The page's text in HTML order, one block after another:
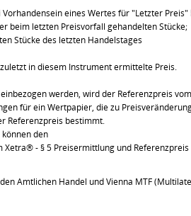
eines Wertes für "Letzter
beim letzten Preisvorfall gehandelten Stücke;
Stücke des letzten Handelstages
in diesem Instrument ermittelte Preis.
werden, wird der Referenzpreis
für ein Wertpapier, die zu
Referenzpreis bestimmt.
den
Xetra®- § 5 Preisermittlung und
Amtlichen Handel und Vienna MTF